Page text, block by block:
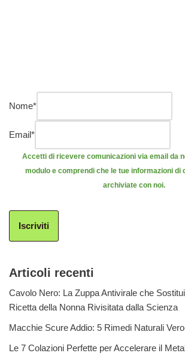
Nome*
Email*
Accetti di ricevere comunicazioni via email da
modulo e comprendi che le tue informazioni di
archiviate con noi.
Iscriviti
Articoli recenti
Cavolo Nero: La Zuppa Antivirale che
Ricetta della Nonna Rivisitata dalla Scienza
Macchie Scure Addio: 5 Rimedi Naturali
Le 7 Colazioni Perfette per Accelerare il